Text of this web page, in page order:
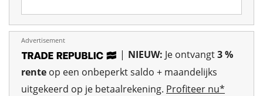
Advertisement
| NIEUW: Je ontvangt3 %
rente op een onbeperkt saldo + maandelijks
uitgekeerd op je betaalrekening. Profiteer nu*